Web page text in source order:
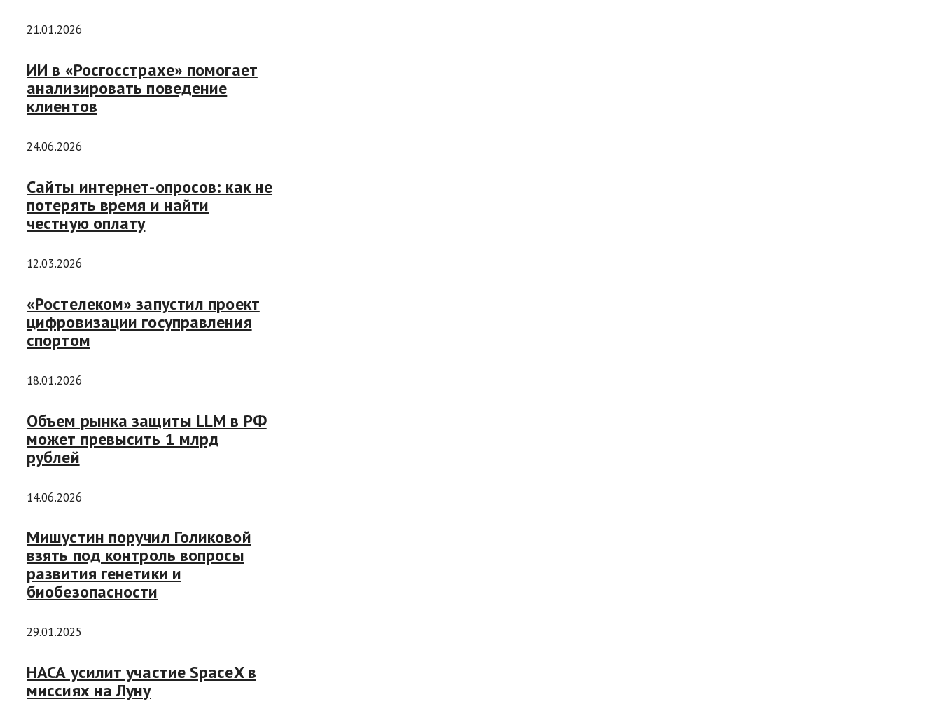
21.01.2026
ИИ в «Росгосстрахе» помогает
анализировать поведение
клиентов
24.06.2026
Сайты интернет-опросов: как не
потерять время и найти
честную оплату
12.03.2026
«Ростелеком» запустил проект
цифровизации госуправления
спортом
18.01.2026
Объем рынка защиты LLM в РФ
может превысить 1 млрд
рублей
14.06.2026
Мишустин поручил Голиковой
взять под контроль вопросы
развития генетики и
биобезопасности
29.01.2025
НАСА усилит участие SpaceX в
миссиях на Луну